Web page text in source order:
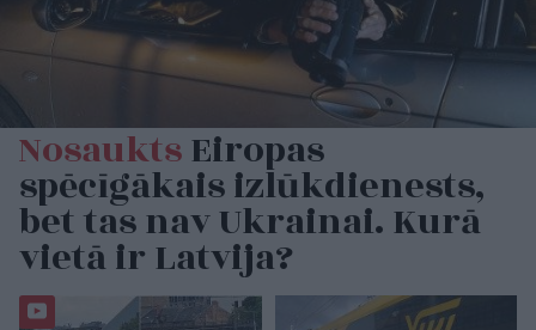
NosauktsEiropas
spēcīgākais izlūkdienests,
bet tas nav Ukrainai. Kurā
vietā ir Latvija?